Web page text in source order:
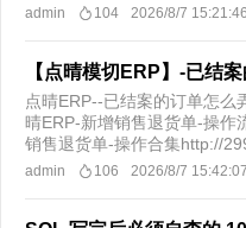
admin 104 2026/8/7 15:21:46
【点晴模切ERP】-已结
点晴ERP--已结案的订单怎么
晴ERP-新增销售退货单-操作
销售退货单-操作合集http://
admin 106 2026/8/7 15:42:07